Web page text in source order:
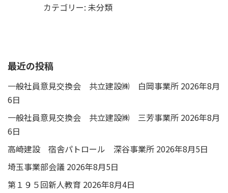
カテゴリー: 未分類
最近の投稿
一般社員意見交換会 共立建設㈱ 白岡事業所 2026年8月
6日
一般社員意見交換会 共立建設㈱ 三芳事業所 2026年8月
6日
高崎建設 宿舎パトロール 深谷事業所 2026年8月5日
埼玉事業部会議 2026年8月5日
第１９５回新人教育 2026年8月4日